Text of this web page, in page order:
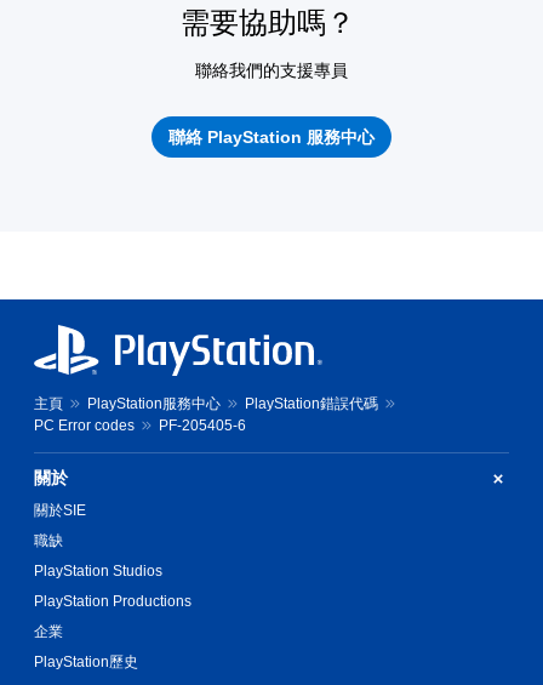
需要協助嗎？
聯絡我們的支援專員
聯絡 PlayStation 服務中心
主頁 PlayStation服務中心
PlayStation錯誤代碼
PC Error codes
PF-205405-6
關於
關於SIE
職缺
PlayStation Studios
PlayStation Productions
企業
PlayStation歷史